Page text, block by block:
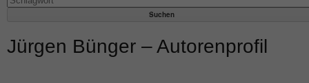
Jürgen Bünger – Autorenprofil